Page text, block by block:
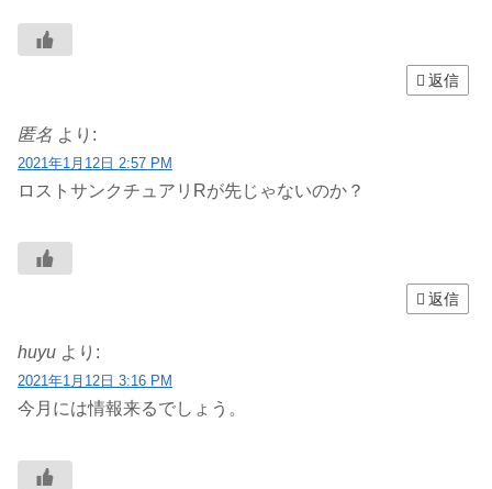
返信
匿名 より:
2021年1月12日 2:57 PM
ロストサンクチュアリRが先じゃないのか？
返信
huyu より:
2021年1月12日 3:16 PM
今月には情報来るでしょう。